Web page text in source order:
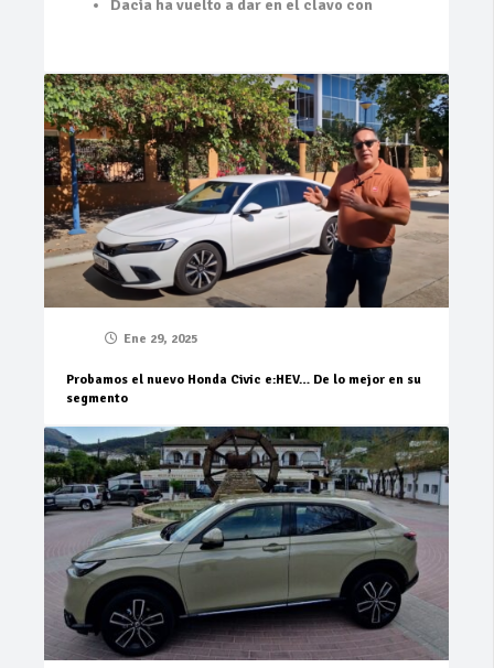
Dacia ha vuelto a dar en el clavo con
Ene 29, 2025
Probamos el nuevo Honda Civic e:HEV… De lo mejor en su
segmento